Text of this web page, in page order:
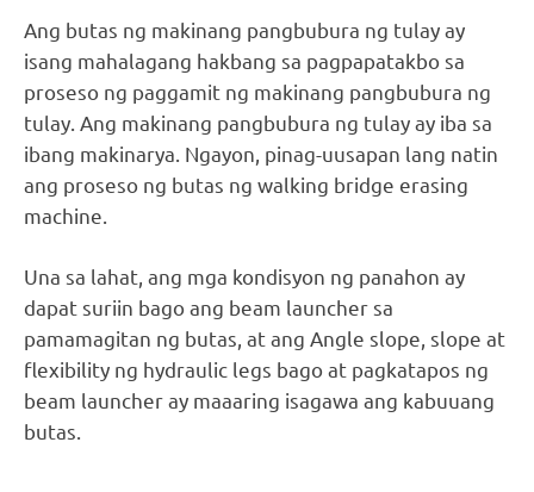
Ang butas ng makinang pangbubura ng tulay ay
isang mahalagang hakbang sa pagpapatakbo sa
proseso ng paggamit ng makinang pangbubura ng
tulay. Ang makinang pangbubura ng tulay ay iba sa
ibang makinarya. Ngayon, pinag-uusapan lang natin
ang proseso ng butas ng walking bridge erasing
machine.
Una sa lahat, ang mga kondisyon ng panahon ay
dapat suriin bago ang beam launcher sa
pamamagitan ng butas, at ang Angle slope, slope at
flexibility ng hydraulic legs bago at pagkatapos ng
beam launcher ay maaaring isagawa ang kabuuang
butas.